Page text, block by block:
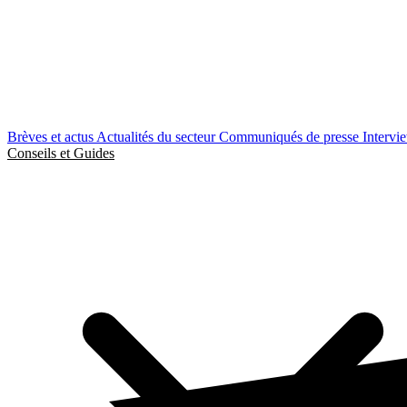
Brèves et actus Actualités du secteurCommuniqués de presse
Conseils et Guides